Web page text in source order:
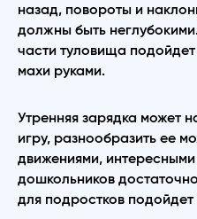
назад, повороты и
должны быть
части туловища
махи руками.
Утренняя зарядка может
игру, разнообразить ее
движениями,
дошкольников
для подростков